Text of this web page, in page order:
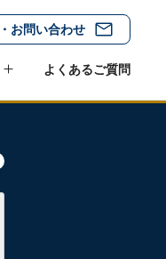
お問い合わせ
よくあるご質問